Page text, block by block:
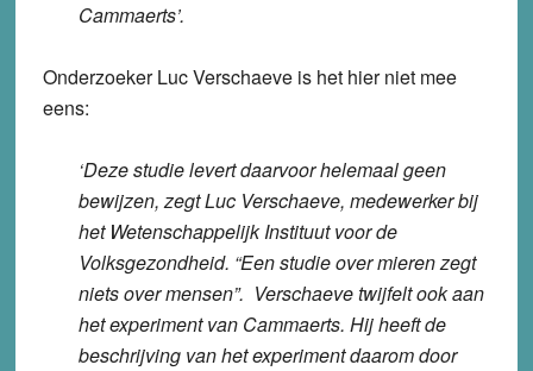
Cammaerts’.
Onderzoeker Luc Verschaeve is het hier niet mee
eens:
‘Deze studie levert daarvoor helemaal geen
bewijzen, zegt Luc Verschaeve, medewerker bij
het Wetenschappelijk Instituut voor de
Volksgezondheid. “Een studie over mieren zegt
niets over mensen”. Verschaeve twijfelt ook aan
het experiment van Cammaerts. Hij heeft de
beschrijving van het experiment daarom door